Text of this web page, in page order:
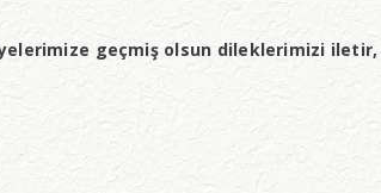
geçmiş olsun dileklerimizi iletir,